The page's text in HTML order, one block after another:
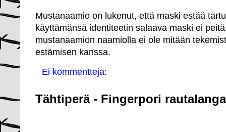
Mustanaamio on lukenut, että maski estää
käyttämänsä identiteetin salaava maski ei
mustanaamion naamiolla ei ole mitään
estämisen kanssa.
Ei kommentteja:
Tähtiperä - Fingerpori